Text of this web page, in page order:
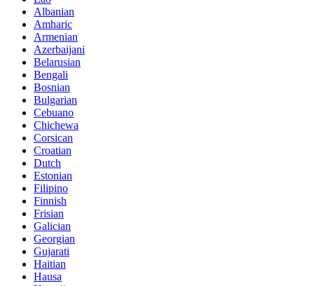
Albanian
Amharic
Armenian
Azerbaijani
Belarusian
Bengali
Bosnian
Bulgarian
Cebuano
Chichewa
Corsican
Croatian
Dutch
Estonian
Filipino
Finnish
Frisian
Galician
Georgian
Gujarati
Haitian
Hausa